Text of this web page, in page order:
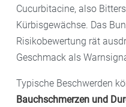
Cucurbitacine, also
Kürbisgewächse. Das
Risikobewertung rät
Geschmack als
Typische Beschwerden
Bauchschmerzen und